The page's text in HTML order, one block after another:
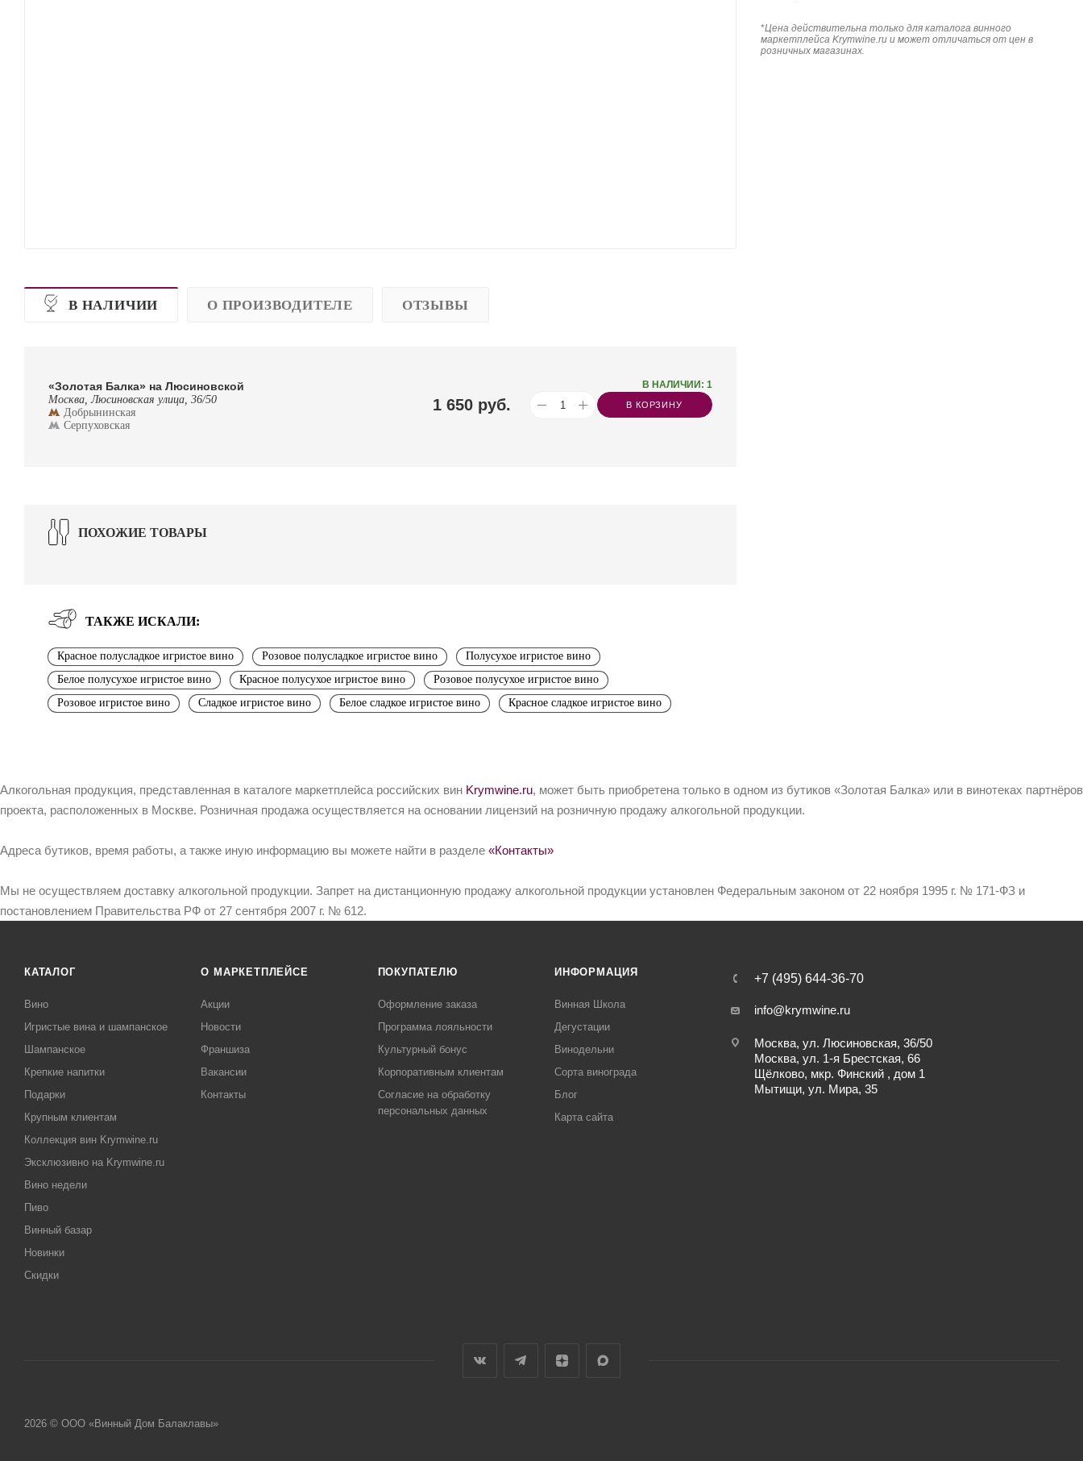
В НАЛИЧИИ О ПРОИЗВОДИТЕЛЕ ОТЗЫВЫ
«Золотая Балка» на Люсиновской
Москва, Люсиновская улица, 36/50
Добрынинская
Серпуховская
В НАЛИЧИИ: 1
1 650руб. В КОРЗИНУ
ПОХОЖИЕ ТОВАРЫ
ТАКЖЕ ИСКАЛИ:
Красное полусладкое игристое вино Розовое полусладкое игристое вино
Полусухое игристое вино
Белое полусухое игристое вино
Красное полусухое игристое вино
Розовое полусухое игристое вино
Розовое игристое вино
Сладкое игристое вино Белое сладкое игристое вино Красное сладкое игристое вино
*Цена действительна только для каталога винного
маркетплейса Krymwine.ru и может отличаться от цен в
розничных магазинах.
Алкогольная продукция, представленная в каталоге маркетплейса российских вин Krymwine.ru, может быть приобретена только в одном из бутиков «Золотая Балка» или в винотеках партнёров
проекта, расположенных в Москве. Розничная продажа осуществляется на основании лицензий на розничную продажу алкогольной продукции.
Адреса бутиков, время работы, а также иную информацию вы можете найти в разделе «Контакты»
Мы не осуществляем доставку алкогольной продукции. Запрет на дистанционную продажу алкогольной продукции установлен Федеральным законом от 22 ноября 1995 г. № 171-ФЗ и
постановлением Правительства РФ от 27 сентября 2007 г. № 612.
КАТАЛОГ
Вино
Игристые вина и шампанское
Шампанское
Крепкие напитки
Подарки
Крупным клиентам
Коллекция вин Krymwine.ru
Эксклюзивно на Krymwine.ru
Вино недели
Пиво
Винный базар
Новинки
Скидки
О МАРКЕТПЛЕЙСЕ
Акции
Новости
Франшиза
Вакансии
Контакты
ПОКУПАТЕЛЮ
Оформление заказа
Программа лояльности
Культурный бонус
Корпоративным клиентам
Согласие на обработку
персональных данных
ИНФОРМАЦИЯ
Винная Школа
Дегустации
Винодельни
Сорта винограда
Блог
Карта сайта
+7 (495) 644-36-70
info@krymwine.ru
Москва, ул. Люсиновская, 36/50
Москва, ул. 1-я Брестская, 66
Щёлково, мкр. Финский , дом 1
Мытищи, ул. Мира, 35
2026 © ООО «Винный Дом Балаклавы»